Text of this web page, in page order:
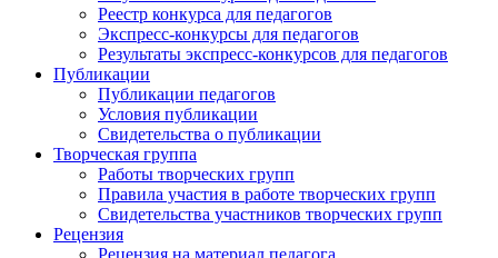
Реестр конкурса для педагогов
Экспресс-конкурсы для педагогов
Результаты экспресс-конкурсов для педагогов
Публикации
Публикации педагогов
Условия публикации
Свидетельства о публикации
Творческая группа
Работы творческих групп
Правила участия в работе творческих групп
Свидетельства участников творческих групп
Рецензия
Рецензия на материал педагога